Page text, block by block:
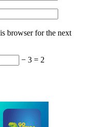
browser for the next
− 3 = 2